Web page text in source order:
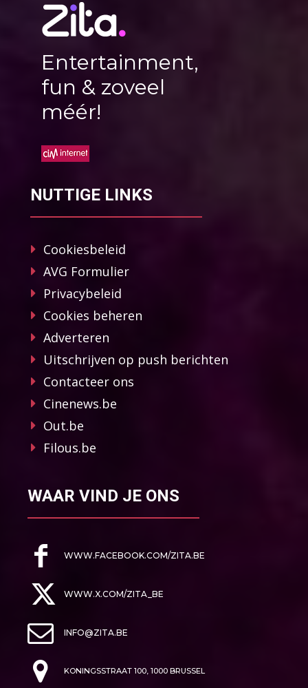
Entertainment,
fun & zoveel
méér!
NUTTIGE LINKS
Cookiesbeleid
AVG Formulier
Privacybeleid
Cookies beheren
Adverteren
Uitschrijven op push berichten
Contacteer ons
Cinenews.be
Out.be
Filous.be
WAAR VIND JE ONS
WWW.FACEBOOK.COM/ZITA.BE
WWW.X.COM/ZITA_BE
INFO@ZITA.BE
KONINGSSTRAAT 100, 1000 BRUSSEL